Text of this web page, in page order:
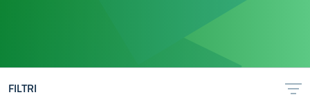
FILTRI